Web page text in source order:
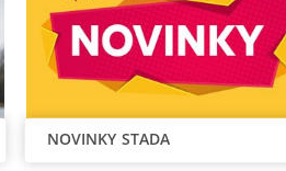
NOVINKY STADA